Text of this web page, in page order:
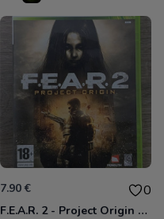
7.90 € 0
F.E.A.R. 2 - Project Origin Xbox 360